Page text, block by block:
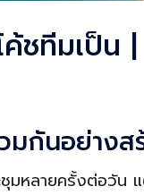
ชทีมเป็น
กันอย่างส
มหลายครั้งต่อวัน